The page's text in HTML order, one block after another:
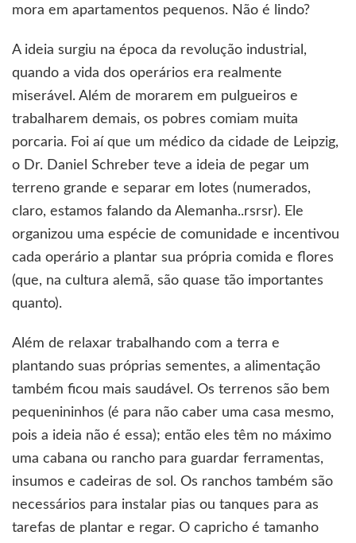
mora em apartamentos pequenos. Não é lindo?
A ideia surgiu na época da revolução industrial,
quando a vida dos operários era realmente
miserável. Além de morarem em pulgueiros e
trabalharem demais, os pobres comiam muita
porcaria. Foi aí que um médico da cidade de Leipzig,
o Dr. Daniel Schreber teve a ideia de pegar um
terreno grande e separar em lotes (numerados,
claro, estamos falando da Alemanha..rsrsr). Ele
organizou uma espécie de comunidade e incentivou
cada operário a plantar sua própria comida e flores
(que, na cultura alemã, são quase tão importantes
quanto).
Além de relaxar trabalhando com a terra e
plantando suas próprias sementes, a alimentação
também ficou mais saudável. Os terrenos são bem
pequenininhos (é para não caber uma casa mesmo,
pois a ideia não é essa); então eles têm no máximo
uma cabana ou rancho para guardar ferramentas,
insumos e cadeiras de sol. Os ranchos também são
necessários para instalar pias ou tanques para as
tarefas de plantar e regar. O capricho é tamanho